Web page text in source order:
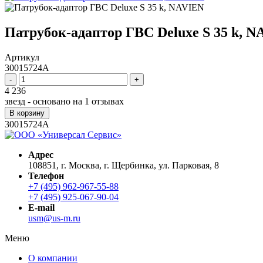
Патрубок-адаптор ГВС Deluxe S 35 k,
Артикул
30015724A
- +
4 236
звезд - основано на 1 отзывах
В корзину
30015724A
Адрес
108851, г. Москва, г. Щербинка, ул. Парковая, 8
Телефон
+7 (495) 962-967-55-88
+7 (495) 925-067-90-04
E-mail
usm@us-m.ru
Меню
О компании